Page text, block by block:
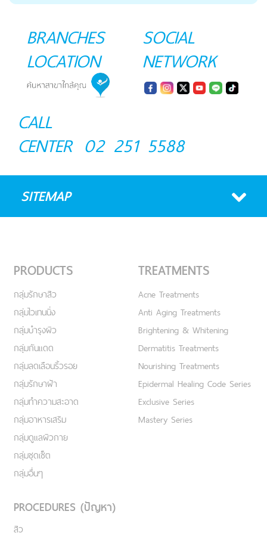
BRANCHES
LOCATION
SOCIAL
NETWORK
CALL
CENTER 02 251 5588
SITEMAP
PRODUCTS
กลุ่มรักษาสิว
กลุ่มไวเทนนิ่ง
กลุ่มบำรุงผิว
กลุ่มกันแดด
กลุ่มลดเลือนริ้วรอย
กลุ่มรักษาฝ้า
กลุ่มทำความสะอาด
กลุ่มอาหารเสริม
กลุ่มดูแลผิวกาย
กลุ่มชุดเซ็ต
กลุ่มอื่นๆ
TREATMENTS
Acne Treatments
Anti Aging Treatments
Brightening & Whitening
Dermatitis Treatments
Nourishing Treatments
Epidermal Healing Code Series
Exclusive Series
Mastery Series
PROCEDURES (ปัญหา)
สิว